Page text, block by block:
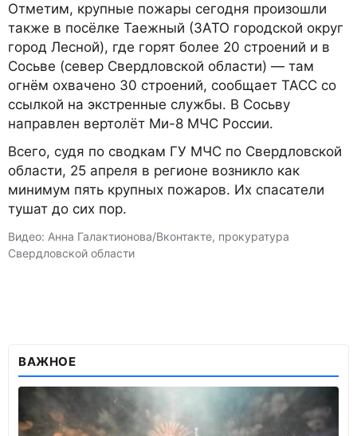
Отметим, крупные пожары сегодня произошли
также в посёлке Таежный (ЗАТО городской округ
город Лесной), где горят более 20 строений и в
Сосьве (север Свердловской области) — там
огнём охвачено 30 строений, сообщает ТАСС со
ссылкой на экстренные службы. В Сосьву
направлен вертолёт Ми-8 МЧС России.
Всего, судя по сводкам ГУ МЧС по Свердловской
области, 25 апреля в регионе возникло как
минимум пять крупных пожаров. Их спасатели
тушат до сих пор.
Видео: Анна Галактионова/Вконтакте, прокуратура
Свердловской области
ВАЖНОЕ